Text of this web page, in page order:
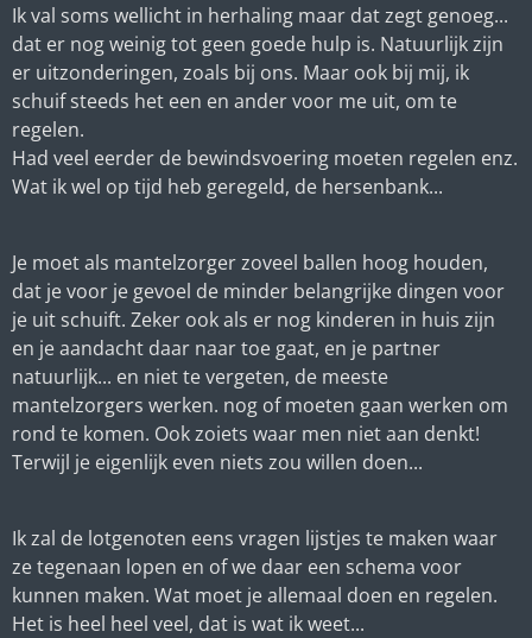
Ik val soms wellicht in herhaling maar dat zegt genoeg...
dat er nog weinig tot geen goede hulp is. Natuurlijk zijn
er uitzonderingen, zoals bij ons. Maar ook bij mij, ik
schuif steeds het een en ander voor me uit, om te
regelen.
Had veel eerder de bewindsvoering moeten regelen enz.
Wat ik wel op tijd heb geregeld, de hersenbank...
Je moet als mantelzorger zoveel ballen hoog houden,
dat je voor je gevoel de minder belangrijke dingen voor
je uit schuift. Zeker ook als er nog kinderen in huis zijn
en je aandacht daar naar toe gaat, en je partner
natuurlijk... en niet te vergeten, de meeste
mantelzorgers werken. nog of moeten gaan werken om
rond te komen. Ook zoiets waar men niet aan denkt!
Terwijl je eigenlijk even niets zou willen doen...
Ik zal de lotgenoten eens vragen lijstjes te maken waar
ze tegenaan lopen en of we daar een schema voor
kunnen maken. Wat moet je allemaal doen en regelen.
Het is heel heel veel, dat is wat ik weet...